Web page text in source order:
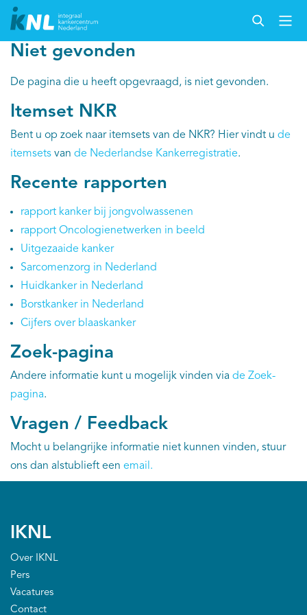
Nederlandse Kankerregistratie
Kankersoorten
Cijfers over kanker
Thema's
Over IKNL
Kanker & leven
Palliatieve zorg
IKNL and the NCR
Itemsets
Nieuws
Niet gevonden
De pagina die u heeft opgevraagd, is niet gevonden.
Itemset NKR
Bent u op zoek naar itemsets van de NKR? Hier vindt u de
itemsets van de Nederlandse Kankerregistratie.
Recente rapporten
rapport kanker bij jongvolwassenen
rapport Oncologienetwerken in beeld
Uitgezaaide kanker
Sarcomenzorg in Nederland
Huidkanker in Nederland
Borstkanker in Nederland
Cijfers over blaaskanker
Zoek-pagina
Andere informatie kunt u mogelijk vinden via de Zoek-
pagina.
Vragen / Feedback
Mocht u belangrijke informatie niet kunnen vinden, stuur
ons dan alstublieft een email.
IKNL
Over IKNL
Pers
Vacatures
Contact